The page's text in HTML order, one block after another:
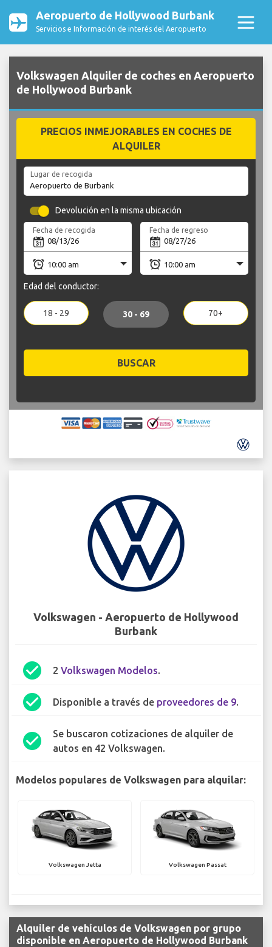
Aeropuerto de Hollywood Burbank
Servicios e Información de interés del Aeropuerto
Volkswagen Alquiler de coches en Aeropuerto
de Hollywood Burbank
PRECIOS INMEJORABLES EN COCHES DE
ALQUILER
Lugar de recogida
Devolución en la misma ubicación
Fecha de recogida Fecha de regreso
Edad del conductor:
18 - 29 30 - 69 70+
BUSCAR
Volkswagen - Aeropuerto de Hollywood
Burbank
check_circle 2 Volkswagen Modelos.
check_circle Disponible a través de proveedores de 9.
check_circle
Se buscaron cotizaciones de alquiler de
autos en 42 Volkswagen.
Modelos populares de Volkswagen para alquilar:
Volkswagen Jetta Volkswagen Passat
Alquiler de vehículos de Volkswagen por grupo
disponible en Aeropuerto de Hollywood Burbank